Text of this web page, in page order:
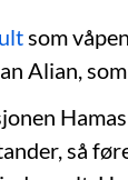
som
Alian,
så